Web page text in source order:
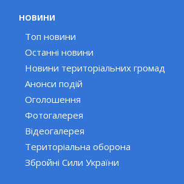
НОВИНИ
Топ новини
Останні новини
Новини територіальних громад
Анонси подій
Оголошення
Фотогалерея
Відеогалерея
Територіальна оборона
Збройні Сили України